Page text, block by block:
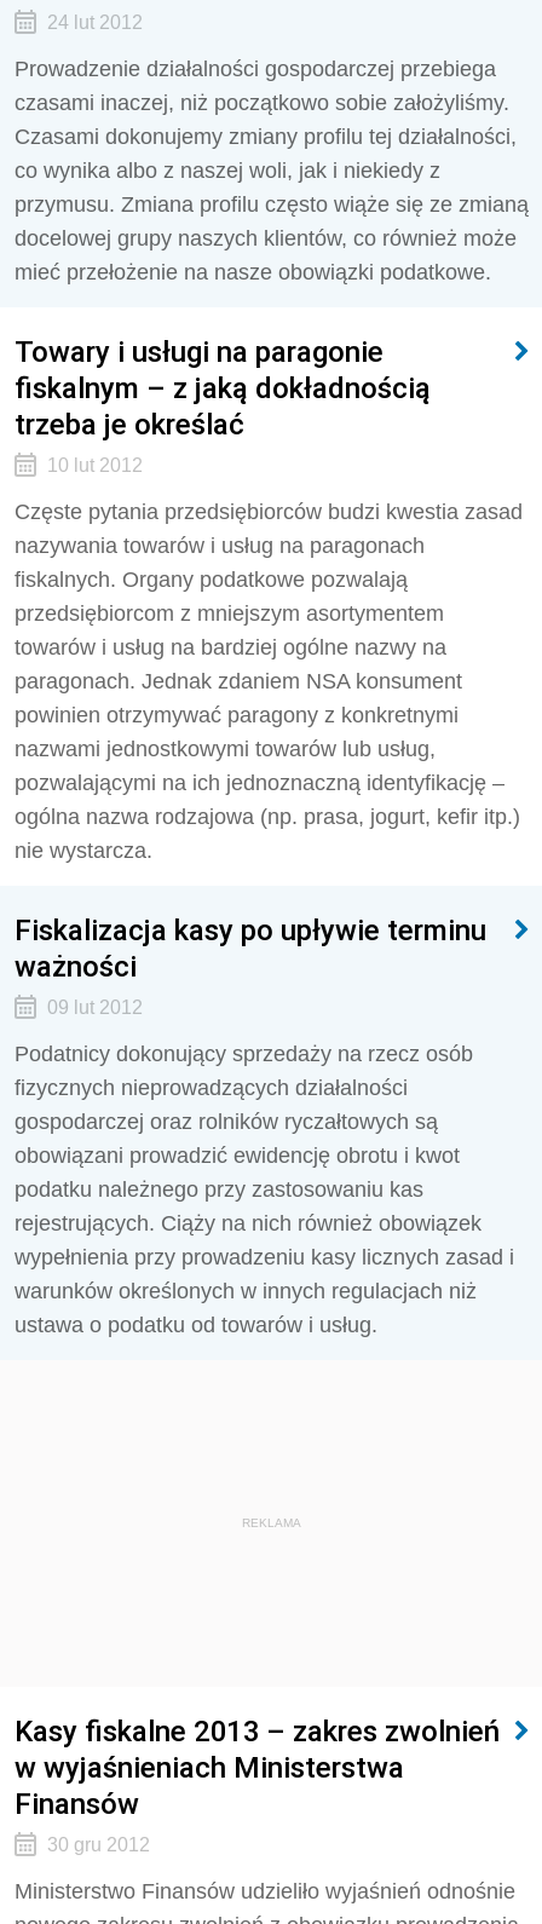
24 lut 2012
Prowadzenie działalności gospodarczej przebiega
czasami inaczej, niż początkowo sobie założyliśmy.
Czasami dokonujemy zmiany profilu tej działalności,
co wynika albo z naszej woli, jak i niekiedy z
przymusu. Zmiana profilu często wiąże się ze zmianą
docelowej grupy naszych klientów, co również może
mieć przełożenie na nasze obowiązki podatkowe.
Towary i usługi na paragonie
fiskalnym – z jaką dokładnością
trzeba je określać
10 lut 2012
Częste pytania przedsiębiorców budzi kwestia zasad
nazywania towarów i usług na paragonach
fiskalnych. Organy podatkowe pozwalają
przedsiębiorcom z mniejszym asortymentem
towarów i usług na bardziej ogólne nazwy na
paragonach. Jednak zdaniem NSA konsument
powinien otrzymywać paragony z konkretnymi
nazwami jednostkowymi towarów lub usług,
pozwalającymi na ich jednoznaczną identyfikację –
ogólna nazwa rodzajowa (np. prasa, jogurt, kefir itp.)
nie wystarcza.
Fiskalizacja kasy po upływie terminu
ważności
09 lut 2012
Podatnicy dokonujący sprzedaży na rzecz osób
fizycznych nieprowadzących działalności
gospodarczej oraz rolników ryczałtowych są
obowiązani prowadzić ewidencję obrotu i kwot
podatku należnego przy zastosowaniu kas
rejestrujących. Ciąży na nich również obowiązek
wypełnienia przy prowadzeniu kasy licznych zasad i
warunków określonych w innych regulacjach niż
ustawa o podatku od towarów i usług.
REKLAMA
Kasy fiskalne 2013 – zakres zwolnień
w wyjaśnieniach Ministerstwa
Finansów
30 gru 2012
Ministerstwo Finansów udzieliło wyjaśnień odnośnie